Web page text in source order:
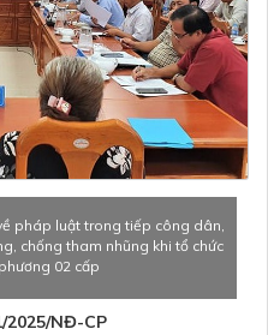
pháp luật trong tiếp công dân,
chống tham nhũng khi tổ chức
02 cấp
2025/NĐ-CP